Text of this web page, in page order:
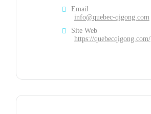
Email
info@quebec-qigong.com
Site Web
https://quebecqigong.com/